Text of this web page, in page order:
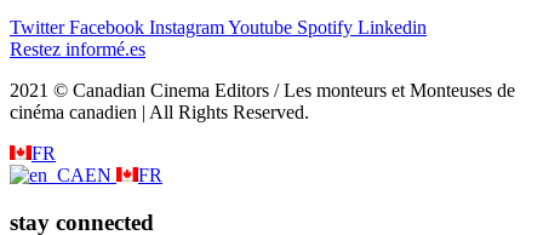
Twitter Facebook InstagramYoutube Spotify Linkedin
Restez informé.es
2021 © Canadian Cinema Editors / Les monteurs et Monteuses de
cinéma canadien | All Rights Reserved.
FR
EN
FR
stay connected